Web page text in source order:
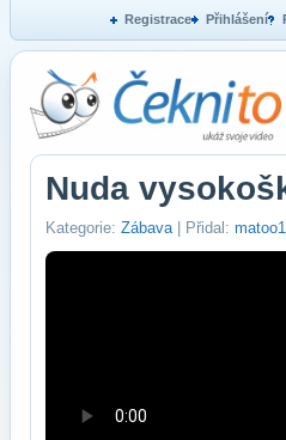
Registrace Přihlášení
Nuda
Kategorie: Zábava | Přidal: